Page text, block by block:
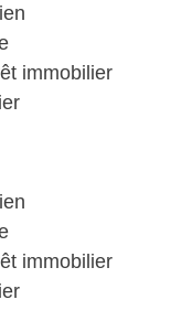
immobilier
immobilier